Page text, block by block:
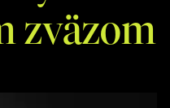
zväzom